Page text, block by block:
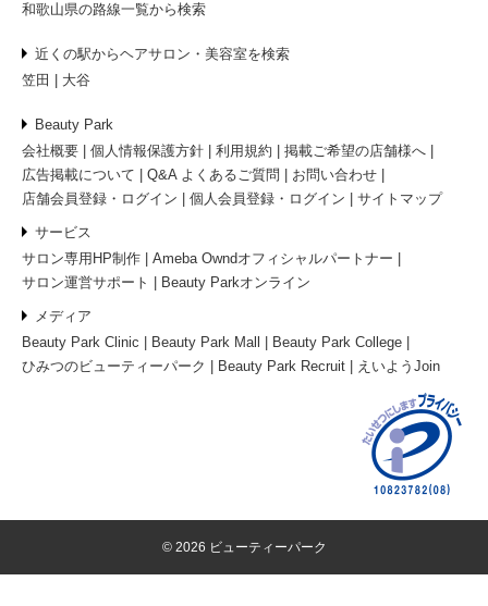
和歌山県の路線一覧から検索
近くの駅からヘアサロン・美容室を検索
笠田
大谷
Beauty Park
会社概要
個人情報保護方針 利用規約
掲載ご希望の店舗様へ
広告掲載について
Q&A よくあるご質問
お問い合わせ
店舗会員登録・ログイン
個人会員登録・ログイン サイトマップ
サービス
サロン専用HP制作
Ameba Owndオフィシャルパートナー
サロン運営サポート
Beauty Parkオンライン
メディア
Beauty Park Clinic
Beauty Park Mall
Beauty Park College
ひみつのビューティーパーク
Beauty Park Recruit えいようJoin
© 2026 ビューティーパーク